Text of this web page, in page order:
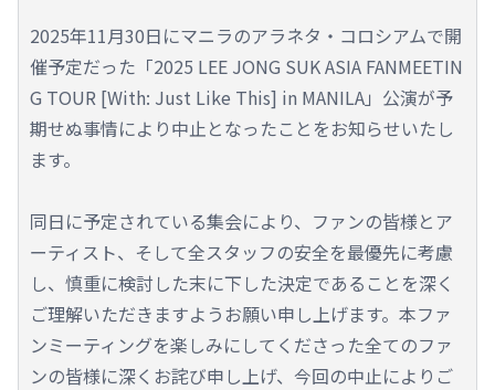
2025年11月30日にマニラのアラネタ・コロシアムで開
催予定だった「2025 LEE JONG SUK ASIA FANMEETIN
G TOUR [With: Just Like This] in MANILA」公演が予
期せぬ事情により中止となったことをお知らせいたし
ます。
同日に予定されている集会により、ファンの皆様とア
ーティスト、そして全スタッフの安全を最優先に考慮
し、慎重に検討した末に下した決定であることを深く
ご理解いただきますようお願い申し上げます。本ファ
ンミーティングを楽しみにしてくださった全てのファ
ンの皆様に深くお詫び申し上げ、今回の中止によりご